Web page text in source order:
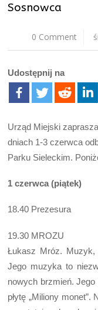
Sosnowca
0 Comment
Udostępnij na
Urząd Miejski
dniach 1-3 czerwca
Parku Sieleckim.
1 czerwca (piątek)
18.40 Prezesura
19.30 MROZU
Łukasz Mróz. Muzyk,
Jego muzyka to
nowych brzmień. Jego
płytę „Miliony